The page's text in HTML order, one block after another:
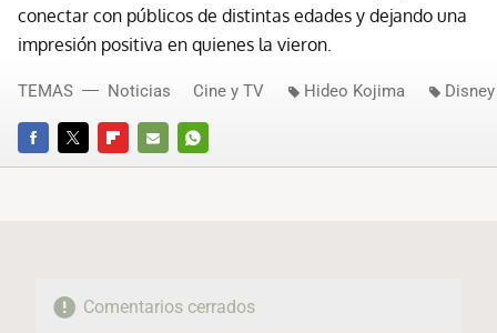
conectar con públicos de distintas edades y dejando una
impresión positiva en quienes la vieron.
FACEBOOKTWITTERFLIPBOARD
E-
WHATSAPP
TEMAS Noticias Cine y TV Hideo Kojima Disney
Comentarios cerrados